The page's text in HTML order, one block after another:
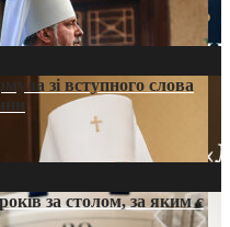
зі вступного слова
за столом, за яким є